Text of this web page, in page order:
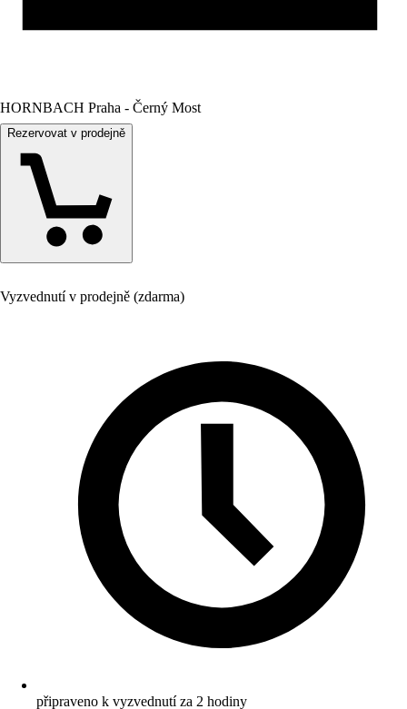
HORNBACH Praha - Černý Most
Rezervovat v prodejně
Vyzvednutí v prodejně (zdarma)
připraveno k vyzvednutí za 2 hodiny